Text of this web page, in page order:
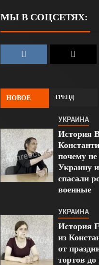
МЫ В СОЦСЕТЯХ:
НОВОЕ ТРЕНД
УКРАИНА
История
почему
Украину
спасали
военные
УКРАИНА
История
из
от
тортов до